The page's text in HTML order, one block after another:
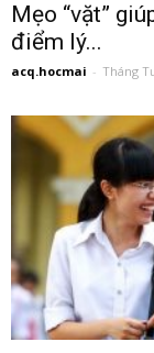
Mẹo “vặt”
điểm lý...
acq.hocmai - Tháng